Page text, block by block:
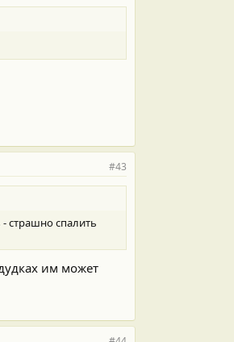
#43
страшно спалить
им может